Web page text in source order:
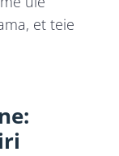
et teie